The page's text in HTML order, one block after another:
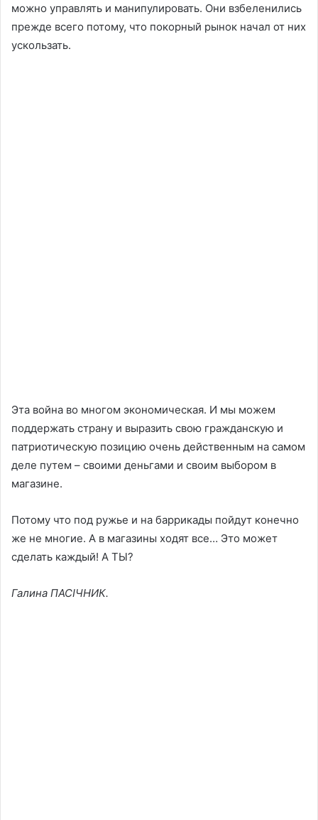
можно управлять и манипулировать. Они взбеленились
прежде всего потому, что покорный рынок начал от них
ускользать.
Эта война во многом экономическая. И мы можем
поддержать страну и выразить свою гражданскую и
патриотическую позицию очень действенным на самом
деле путем – своими деньгами и своим выбором в
магазине.
Потому что под ружье и на баррикады пойдут конечно
же не многие. А в магазины ходят все… Это может
сделать каждый! А ТЫ?
Галина ПАСІЧНИК.